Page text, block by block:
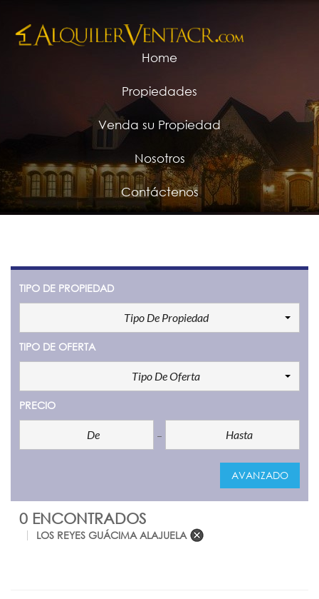
Home
Propiedades
Venda su Propiedad
Nosotros
Contáctenos
TIPO DE PROPIEDAD
Tipo De Propiedad
TIPO DE OFERTA
Tipo De Oferta
PRECIO
AVANZADO
0 ENCONTRADOS
LOS REYES GUÁCIMA ALAJUELA